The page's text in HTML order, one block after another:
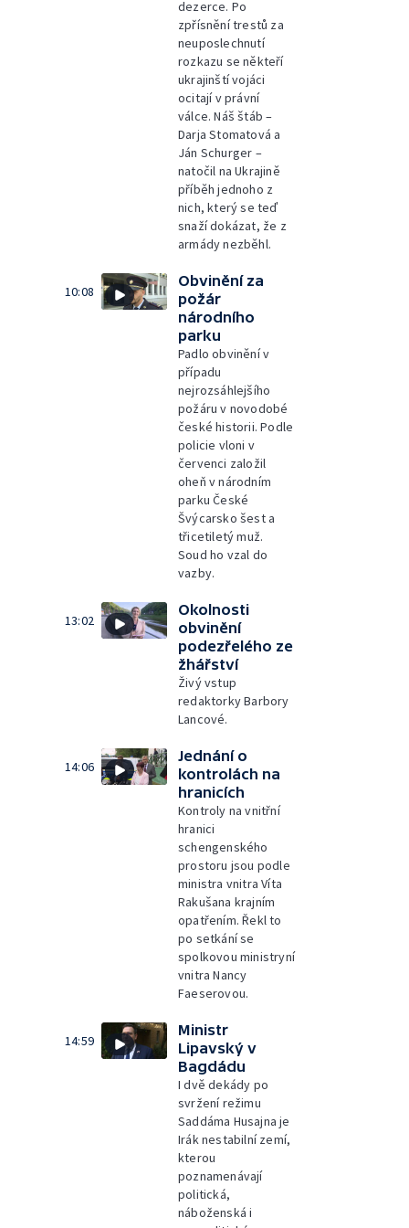
dezerce. Po
zpřísnění trestů za
neuposlechnutí
rozkazu se někteří
ukrajinští vojáci
ocitají v právní
válce. Náš štáb –
Darja Stomatová a
Ján Schurger –
natočil na Ukrajině
příběh jednoho z
nich, který se teď
snaží dokázat, že z
armády nezběhl.
10:08
Obvinění za
požár
národního
parku
Padlo obvinění v
případu
nejrozsáhlejšího
požáru v novodobé
české historii. Podle
policie vloni v
červenci založil
oheň v národním
parku České
Švýcarsko šest a
třicetiletý muž.
Soud ho vzal do
vazby.
13:02
Okolnosti
obvinění
podezřelého ze
žhářství
Živý vstup
redaktorky Barbory
Lancové.
14:06
Jednání o
kontrolách na
hranicích
Kontroly na vnitřní
hranici
schengenského
prostoru jsou podle
ministra vnitra Víta
Rakušana krajním
opatřením. Řekl to
po setkání se
spolkovou ministryní
vnitra Nancy
Faeserovou.
14:59
Ministr
Lipavský v
Bagdádu
I dvě dekády po
svržení režimu
Saddáma Husajna je
Irák nestabilní zemí,
kterou
poznamenávají
politická,
náboženská i